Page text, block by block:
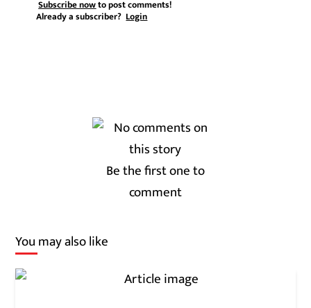
Subscribe nowto post comments!
Already a subscriber?Login
Be the first one to
comment
You may also like